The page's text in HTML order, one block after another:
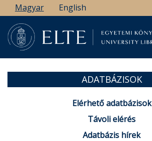
Ugrás
a
tartalomra
Magyar English
ADATBÁZISOK
Elérhető adatbázisok
Távoli elérés
Adatbázis hírek